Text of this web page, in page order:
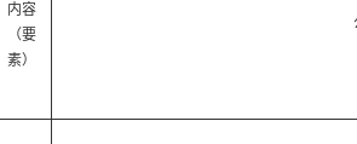
内容
（要
素）